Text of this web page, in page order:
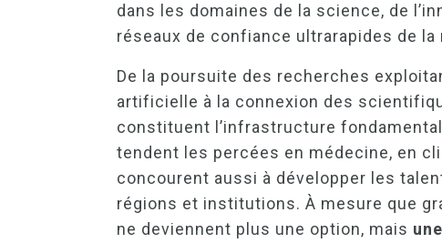
dans les domaines de la science, de
réseaux de confiance ultrarapides de la
De la poursuite des recherches
artificielle à la connexion des
constituent l’infrastructure
tendent les percées en médecine, en
concourent aussi à développer les
régions et institutions. À mesure que
ne deviennent plus une option, mais